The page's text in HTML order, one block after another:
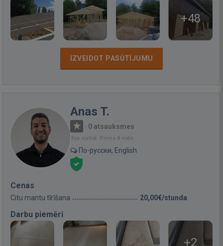
+48
IZVEIDOT PASŪTĪJUMU
Anas T.
· 0 atsauksmes
Bija vietnē: Pirms 8 mēn.
По-русски, English
Cenas
Citu mantu tīrīšana 20,00€/stunda
Darbu piemēri
+2